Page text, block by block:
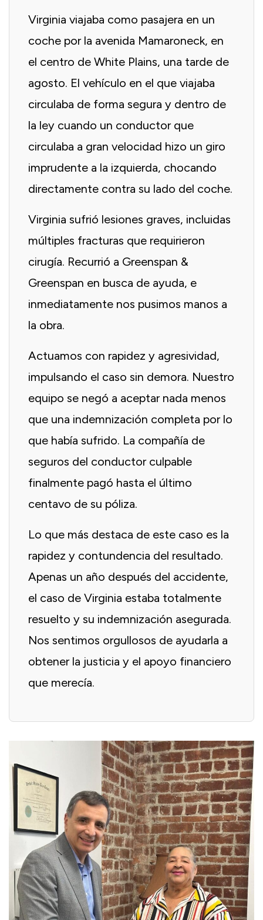
Virginia viajaba como pasajera en un
coche por la avenida Mamaroneck, en
el centro de White Plains, una tarde de
agosto. El vehículo en el que viajaba
circulaba de forma segura y dentro de
la ley cuando un conductor que
circulaba a gran velocidad hizo un giro
imprudente a la izquierda, chocando
directamente contra su lado del coche.
Virginia sufrió lesiones graves, incluidas
múltiples fracturas que requirieron
cirugía. Recurrió a Greenspan &
Greenspan en busca de ayuda, e
inmediatamente nos pusimos manos a
la obra.
Actuamos con rapidez y agresividad,
impulsando el caso sin demora. Nuestro
equipo se negó a aceptar nada menos
que una indemnización completa por lo
que había sufrido. La compañía de
seguros del conductor culpable
finalmente pagó hasta el último
centavo de su póliza.
Lo que más destaca de este caso es la
rapidez y contundencia del resultado.
Apenas un año después del accidente,
el caso de Virginia estaba totalmente
resuelto y su indemnización asegurada.
Nos sentimos orgullosos de ayudarla a
obtener la justicia y el apoyo financiero
que merecía.